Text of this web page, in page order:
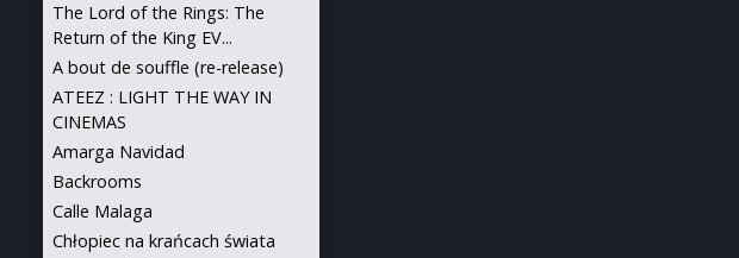
The Lord of the Rings: The
Return of the King EV...
A bout de souffle (re-release)
ATEEZ : LIGHT THE WAY IN
CINEMAS
Amarga Navidad
Backrooms
Calle Malaga
Chłopiec na krańcach świata